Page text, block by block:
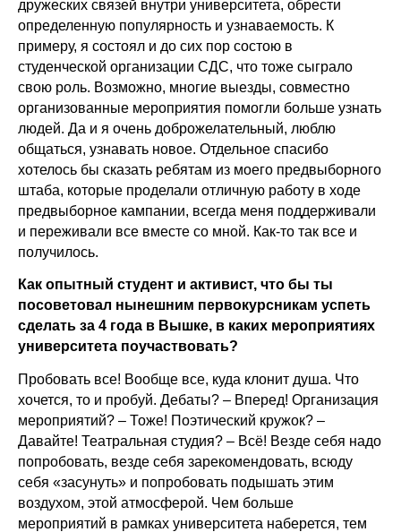
дружеских связей внутри университета, обрести
определенную популярность и узнаваемость. К
примеру, я состоял и до сих пор состою в
студенческой организации СДС, что тоже сыграло
свою роль. Возможно, многие выезды, совместно
организованные мероприятия помогли больше узнать
людей. Да и я очень доброжелательный, люблю
общаться, узнавать новое. Отдельное спасибо
хотелось бы сказать ребятам из моего предвыборного
штаба, которые проделали отличную работу в ходе
предвыборное кампании, всегда меня поддерживали
и переживали все вместе со мной. Как-то так все и
получилось.
Как опытный студент и активист, что бы ты
посоветовал нынешним первокурсникам успеть
сделать за 4 года в Вышке, в каких мероприятиях
университета поучаствовать?
Пробовать все! Вообще все, куда клонит душа. Что
хочется, то и пробуй. Дебаты? – Вперед! Организация
мероприятий? – Тоже! Поэтический кружок? –
Давайте! Театральная студия? – Всё! Везде себя надо
попробовать, везде себя зарекомендовать, всюду
себя «засунуть» и попробовать подышать этим
воздухом, этой атмосферой. Чем больше
мероприятий в рамках университета наберется, тем